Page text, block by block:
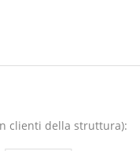
clienti della struttura):